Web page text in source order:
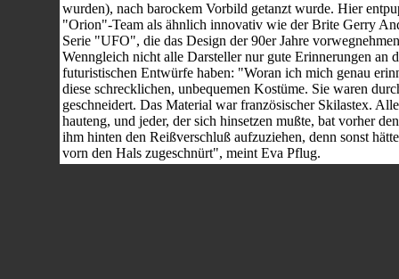
wurden), nach barockem Vorbild getanzt wurde. Hier
"Orion"-Team als ähnlich innovativ wie der Brite Gerry
Serie "UFO", die das Design der 90er Jahre
Wenngleich nicht alle Darsteller nur gute Erinnerungen an
futuristischen Entwürfe haben: "Woran ich mich genau
diese schrecklichen, unbequemen Kostüme. Sie waren
geschneidert. Das Material war französischer Skilastex.
hauteng, und jeder, der sich hinsetzen mußte, bat vorher
ihm hinten den Reißverschluß aufzuziehen, denn sonst
vorn den Hals zugeschnürt", meint Eva Pflug.